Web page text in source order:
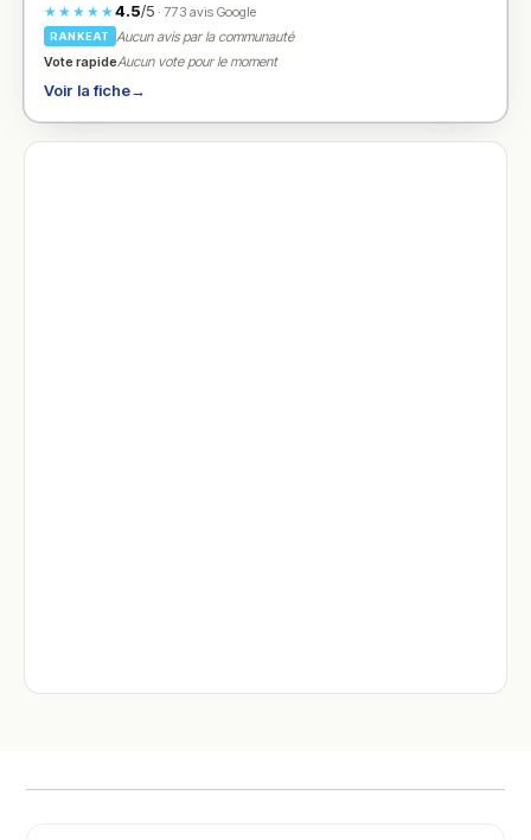
★★★★★4.5/5· 773 avis Google
RANKEAT
Aucun avis par la communauté
Vote rapideAucun vote pour le moment
Voir la fiche→